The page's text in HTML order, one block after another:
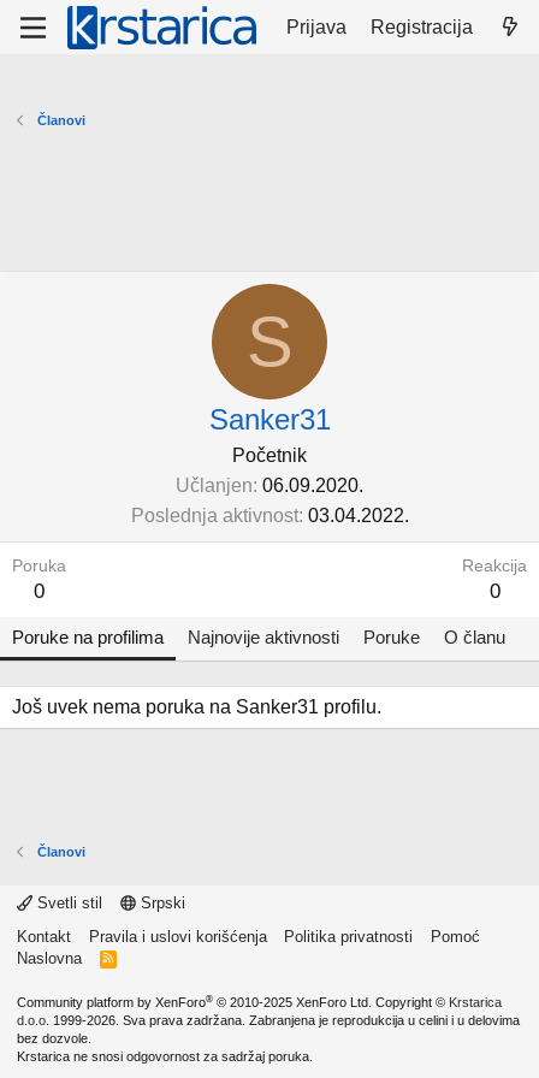
Prijava Registracija
Članovi
S
Sanker31
Početnik
Učlanjen 06.09.2020.
Poslednja aktivnost 03.04.2022.
Poruka
0
Reakcija
0
Poruke na profilima Najnovije aktivnosti Poruke O članu
Još uvek nema poruka na Sanker31 profilu.
Članovi
Svetli stil
Srpski
Kontakt
Pravila i uslovi korišćenja Politika privatnosti
Pomoć
Naslovna
R
Community platform by XenForo® © 2010-2025 XenForo Ltd. Copyright © Krstarica
d.o.o. 1999-2026. Sva prava zadržana. Zabranjena je reprodukcija u celini i u delovima
bez dozvole.
Krstarica ne snosi odgovornost za sadržaj poruka.